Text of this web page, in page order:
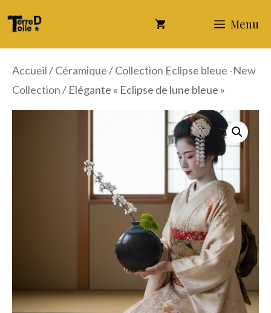
contenu
Menu
Accueil/Céramique/Collection Eclipse bleue -New
Collection/ Elégante « Eclipse de lune bleue »